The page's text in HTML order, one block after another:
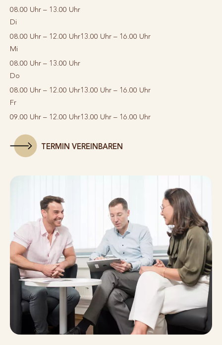
08.00 Uhr – 13.00 Uhr
Di
08.00 Uhr – 12.00 Uhr13.00 Uhr – 16.00 Uhr
Mi
08.00 Uhr – 13.00 Uhr
Do
08.00 Uhr – 12.00 Uhr13.00 Uhr – 16.00 Uhr
Fr
09.00 Uhr – 12.00 Uhr13.00 Uhr – 16.00 Uhr
TERMIN VEREINBAREN